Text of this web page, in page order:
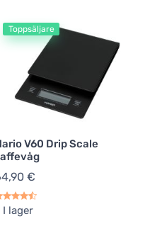
Toppsäljare
V60 Drip Scale
€
I lager